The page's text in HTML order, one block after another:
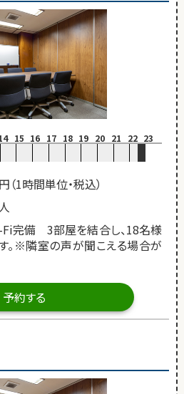
15 16 17 18 19 20 21 22 23
1時間単位・税込）
Fi完備 3部屋を結合し、18名様
。※隣室の声が聞こえる場合が
予約する